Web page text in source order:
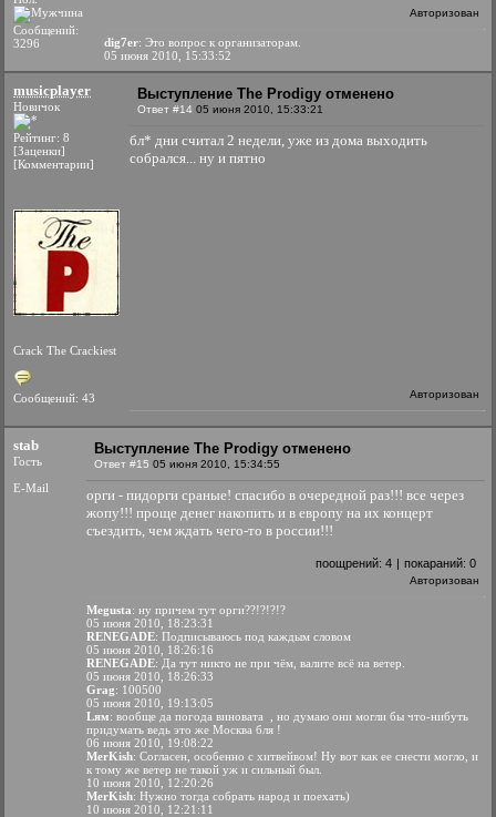
Сообщений:
3296
Авторизован
dig7er: Это вопрос к организаторам.
05 июня 2010, 15:33:52
musicplayer
Новичок
Рейтинг: 8
[Заценки]
[Комментарии]
Crack The Crackiest
Сообщений: 43
Выступление The Prodigy отменено
Ответ #14 05 июня 2010, 15:33:21
бл* дни считал 2 недели, уже из дома выходить
собрался... ну и пятно
Авторизован
stab
Гость
E-Mail
Выступление The Prodigy отменено
Ответ #15 05 июня 2010, 15:34:55
орги - пидорги сраные! спасибо в очередной раз!!! все через
жопу!!! проще денег накопить и в европу на их концерт
съездить, чем ждать чего-то в россии!!!
поощрений: 4 | покараний: 0
Авторизован
Megusta: ну причем тут орги??!?!?!?
05 июня 2010, 18:23:31
RENEGADE: Подписываюсь под каждым словом
05 июня 2010, 18:26:16
RENEGADE: Да тут никто не при чём, валите всё на ветер.
05 июня 2010, 18:26:33
Grag: 100500
05 июня 2010, 19:13:05
Lям: вообще да погода виновата , но думаю они могли бы что-нибуть
придумать ведь это же Москва бля !
06 июня 2010, 19:08:22
MerKish: Согласен, особенно с хитвейвом! Ну вот как ее снести могло, и
к тому же ветер не такой уж и сильный был.
10 июня 2010, 12:20:26
MerKish: Нужно тогда собрать народ и поехать)
10 июня 2010, 12:21:11